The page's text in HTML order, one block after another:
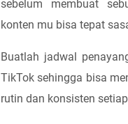
sebelum membuat
konten mu bisa tepat
Buatlah jadwal
TikTok sehingga bisa
rutin dan konsisten